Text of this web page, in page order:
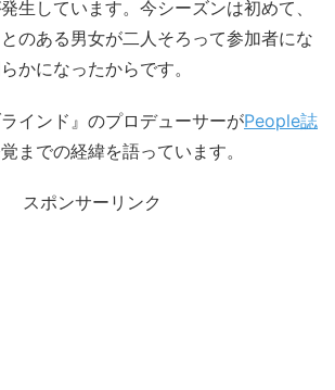
生しています。今シーズンは初めて、
のある男女が二人そろって参加者にな
かになったからです。
ラインド』のプロデューサーがPeople誌
までの経緯を語っています。
スポンサーリンク